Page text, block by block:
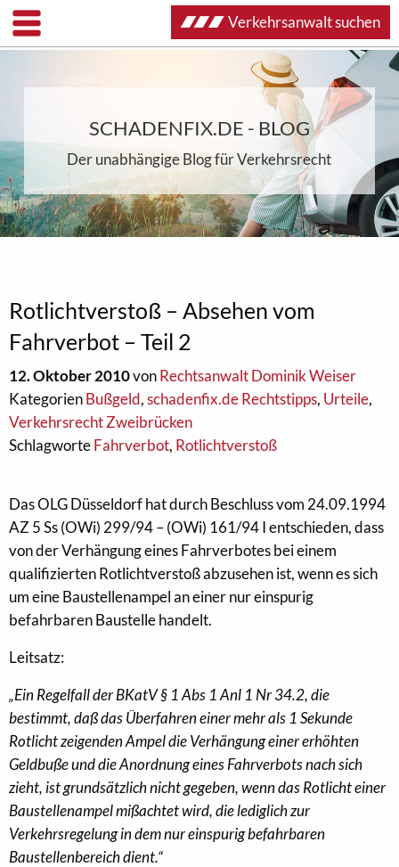
SCHADENFIX.DE - BLOG
Der unabhängige Blog für Verkehrsrecht
Rotlichtverstoß – Absehen vom
Fahrverbot – Teil 2
12. Oktober 2010vonRechtsanwalt Dominik Weiser
KategorienBußgeld,schadenfix.de Rechtstipps, Urteile,
Verkehrsrecht Zweibrücken
SchlagworteFahrverbot, Rotlichtverstoß
Das OLG Düsseldorf hat durch Beschluss vom 24.09.1994
AZ 5 Ss (OWi) 299/94 – (OWi) 161/94 I entschieden, dass
von der Verhängung eines Fahrverbotes bei einem
qualifizierten Rotlichtverstoß abzusehen ist, wenn es sich
um eine Baustellenampel an einer nur einspurig
befahrbaren Baustelle handelt.
Leitsatz:
„Ein Regelfall derBKatV § 1 Abs 1 Anl 1 Nr 34.2, die
bestimmt, daß das Überfahren einer mehr als 1 Sekunde
Rotlicht zeigenden Ampel die Verhängung einer erhöhten
Geldbuße und die Anordnung eines Fahrverbots nach sich
zieht, ist grundsätzlich nicht gegeben, wenn das Rotlicht einer
Baustellenampel mißachtet wird, die lediglich zur
Verkehrsregelung in dem nur einspurig befahrbaren
Baustellenbereich dient.“
Verkehrsanwalt suchen